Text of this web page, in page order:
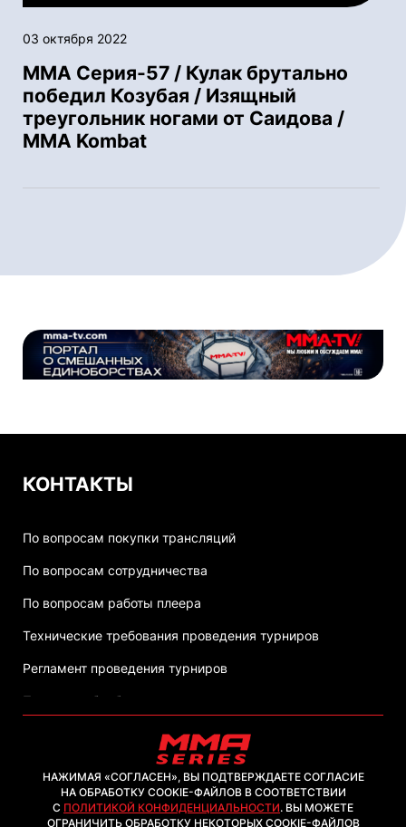
03 октября 2022
ММА Серия-57 / Кулак брутально
победил Козубая / Изящный
треугольник ногами от Саидова /
MMA Kombat
КОНТАКТЫ
По вопросам покупки трансляций
По вопросам сотрудничества
По вопросам работы плеера
Технические требования проведения турниров
Регламент проведения турниров
Политика обработки персональных данных
2026, ООО "ММА-ТВ.КОМ"
НАЖИМАЯ «СОГЛАСЕН», ВЫ ПОДТВЕРЖДАЕТЕ СОГЛАСИЕ
НА ОБРАБОТКУ COOKIE-ФАЙЛОВ В СООТВЕТСТВИИ
С ПОЛИТИКОЙ КОНФИДЕНЦИАЛЬНОСТИ. ВЫ МОЖЕТЕ
ОГРАНИЧИТЬ ОБРАБОТКУ НЕКОТОРЫХ COOKIE-ФАЙЛОВ